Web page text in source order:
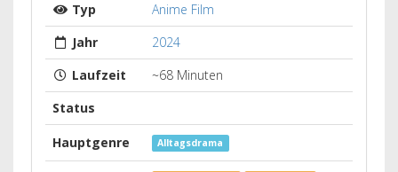
Typ
Anime Film
Jahr
2024
Laufzeit
~68 Minuten
Status
Hauptgenre Alltagsdrama